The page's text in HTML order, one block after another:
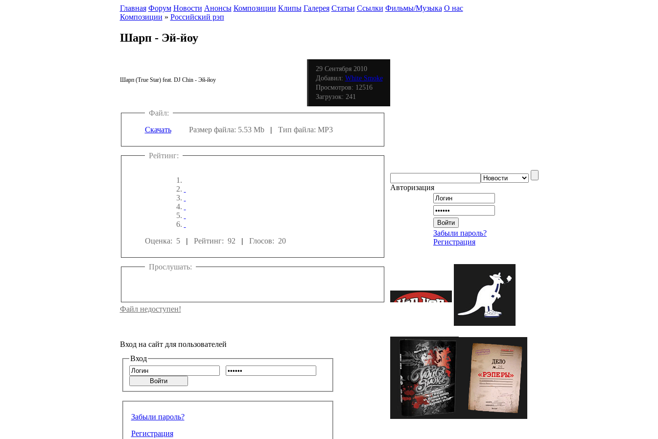
Главная Форум Новости Анонсы Композиции Клипы Галерея Статьи Ссылки Фильмы/Музыка О нас
Композиции » Российский рэп
Шарп - Эй-йоу
Шарп (True Star) feat. DJ Chin - Эй-йоу
29 Сентября 2010
Добавил: White Smoke
Просмотров: 12516
Загрузок: 241
Файл:
Скачать
Размер файла: 5.53 Mb | Тип файла: MP3
Рейтинг:
Оценка: 5 | Рейтинг: 92 |
Прослушать:
Файл недоступен!
Вход на сайт для пользователей
Вход
Забыли пароль?
Регистрация
Авторизация
Забыли пароль?
Регистрация